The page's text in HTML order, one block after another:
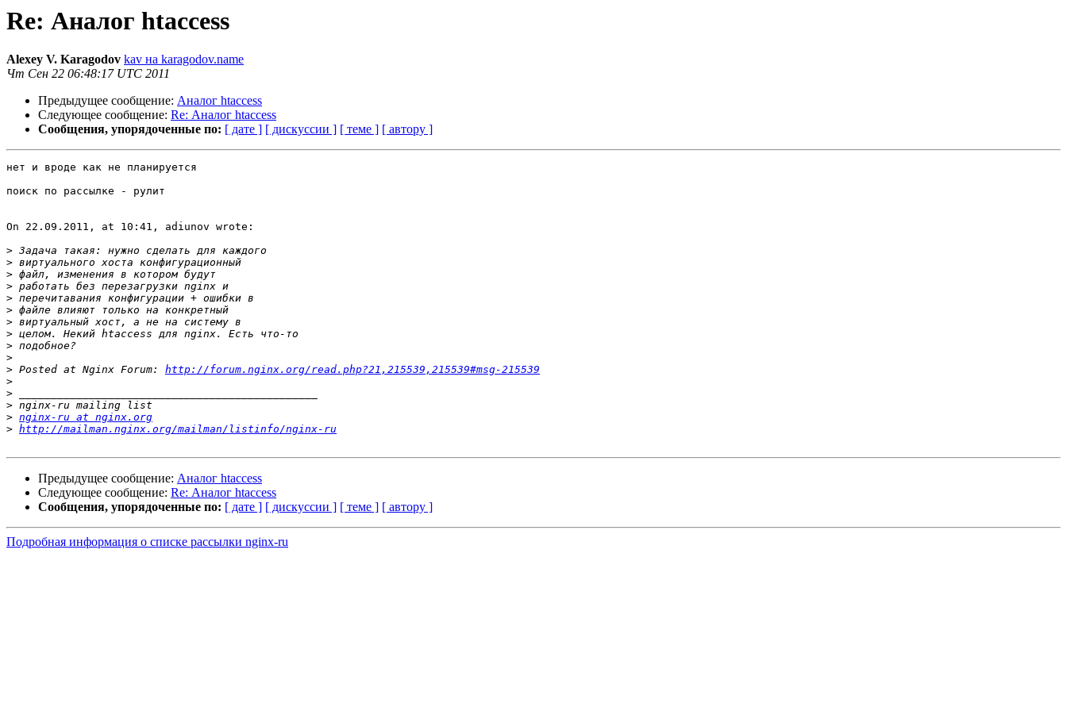
Re: Аналог htaccess
Alexey V. Karagodov kav на karagodov.name
Чт Сен 22 06:48:17 UTC 2011
Предыдущее сообщение: Аналог htaccess
Следующее сообщение: Re: Аналог htaccess
Сообщения, упорядоченные по: [ дате ] [ дискуссии ] [ теме ] [ автору ]
нет и вроде как не планируется
поиск по рассылке - рулит
On 22.09.2011, at 10:41, adiunov wrote:
>
>
>
>
>
>
>
>
>
>
> Posted at Nginx Forum: http://forum.nginx.org/read.php?21,215539,215539#msg-215539
>
>
>
> nginx-ru at nginx.org
> http://mailman.nginx.org/mailman/listinfo/nginx-ru
Предыдущее сообщение: Аналог htaccess
Следующее сообщение: Re: Аналог htaccess
Сообщения, упорядоченные по: [ дате ] [ дискуссии ] [ теме ] [ автору ]
Подробная информация о списке рассылки nginx-ru